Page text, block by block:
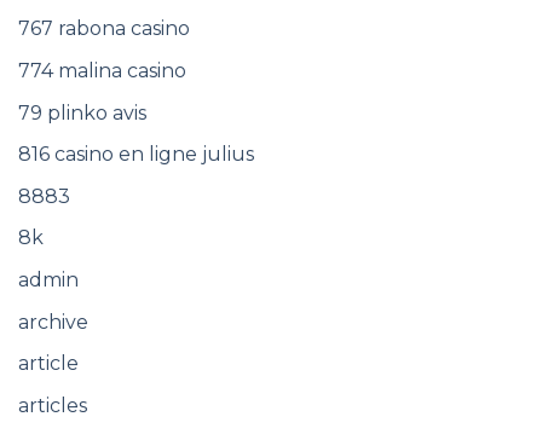
767 rabona casino
774 malina casino
79 plinko avis
816 casino en ligne julius
8883
8k
admin
archive
article
articles